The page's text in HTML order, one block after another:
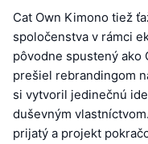
Cat Own Kimono tiež
spoločenstva v rámci
pôvodne spustený ako
prešiel rebrandingom
si vytvoril jedinečnú
duševným
prijatý a projekt